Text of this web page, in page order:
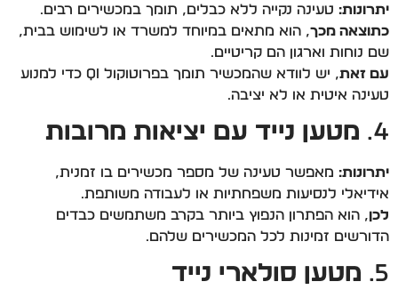
יתרונות: טעינה נקייה ללא כבלים, תומך במכשירים רבים.
כתוצאה מכך, הוא מתאים במיוחד למשרד או לשימוש בבית,
שם נוחות וארגון הם קריטיים.
עם זאת
, יש לוודא שהמכשיר תומך בפרוטוקול Qi כדי למנוע
טעינה איטית או לא יציבה.
4. מטען נייד עם יציאות מרובות
יתרונות: מאפשר טעינה של מספר מכשירים בו זמנית,
אידיאלי לנסיעות משפחתיות או לעבודה משותפת.
לכן, הוא הפתרון הנפוץ ביותר בקרב משתמשים כבדים
הדורשים זמינות לכל המכשירים שלהם.
5. מטען סולארי נייד